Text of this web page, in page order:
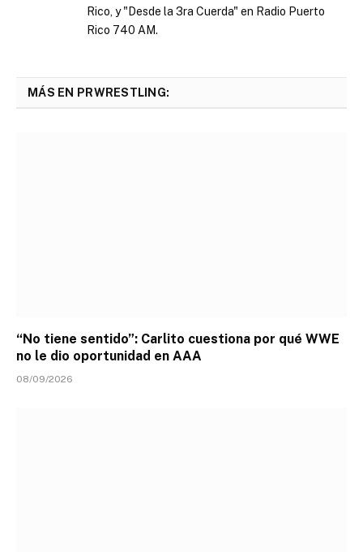
Rico, y "Desde la 3ra Cuerda" en Radio Puerto
Rico 740 AM.
MÁS EN PRWRESTLING:
“No tiene sentido”: Carlito cuestiona por qué WWE
no le dio oportunidad en AAA
08/09/2026